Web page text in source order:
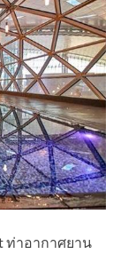
ท่าอากาศยาน